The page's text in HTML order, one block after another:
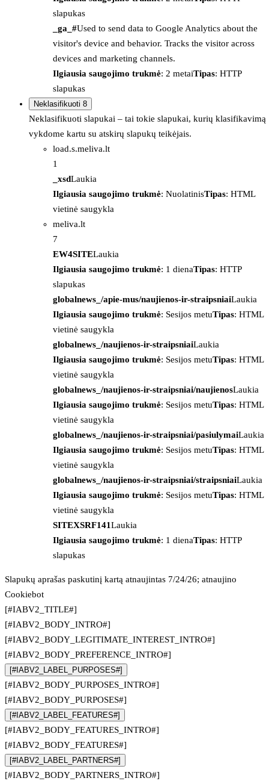
slapukas
_ga_#Used to send data to Google Analytics about the
visitor's device and behavior. Tracks the visitor across
devices and marketing channels.
Ilgiausia saugojimo trukmė: 2 metaiTipas: HTTP
slapukas
Neklasifikuoti 8
Neklasifikuoti slapukai – tai tokie slapukai, kurių klasifikavimą
vykdome kartu su atskirų slapukų teikėjais.
load.s.meliva.lt
1
_xsdLaukia
Ilgiausia saugojimo trukmė: NuolatinisTipas: HTML
vietinė saugykla
meliva.lt
7
EW4SITELaukia
Ilgiausia saugojimo trukmė: 1 dienaTipas: HTTP
slapukas
globalnews_/apie-mus/naujienos-ir-straipsniaiLaukia
Ilgiausia saugojimo trukmė: Sesijos metuTipas: HTML
vietinė saugykla
globalnews_/naujienos-ir-straipsniaiLaukia
Ilgiausia saugojimo trukmė: Sesijos metuTipas: HTML
vietinė saugykla
globalnews_/naujienos-ir-straipsniai/naujienosLaukia
Ilgiausia saugojimo trukmė: Sesijos metuTipas: HTML
vietinė saugykla
globalnews_/naujienos-ir-straipsniai/pasiulymaiLaukia
Ilgiausia saugojimo trukmė: Sesijos metuTipas: HTML
vietinė saugykla
globalnews_/naujienos-ir-straipsniai/straipsniaiLaukia
Ilgiausia saugojimo trukmė: Sesijos metuTipas: HTML
vietinė saugykla
SITEXSRF141Laukia
Ilgiausia saugojimo trukmė: 1 dienaTipas: HTTP
slapukas
Slapukų aprašas paskutinį kartą atnaujintas 7/24/26; atnaujino
Cookiebot
[#IABV2_TITLE#]
[#IABV2_BODY_INTRO#]
[#IABV2_BODY_LEGITIMATE_INTEREST_INTRO#]
[#IABV2_BODY_PREFERENCE_INTRO#]
[#IABV2_LABEL_PURPOSES#]
[#IABV2_BODY_PURPOSES_INTRO#]
[#IABV2_BODY_PURPOSES#]
[#IABV2_LABEL_FEATURES#]
[#IABV2_BODY_FEATURES_INTRO#]
[#IABV2_BODY_FEATURES#]
[#IABV2_LABEL_PARTNERS#]
[#IABV2_BODY_PARTNERS_INTRO#]